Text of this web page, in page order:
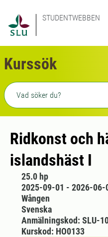
STUDENTWEBBEN
Kurssök
Fritext sökning
Ridkonst och
islandshäst I
25.0 hp
2025-09-01 - 2026-06-
Wången
Svenska
Anmälningskod: SLU-
Kurskod: HO0133